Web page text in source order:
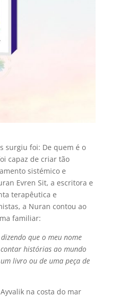
surgiu foi: De quem é o
capaz de criar tão
sistémico e
Evren Sit, a escritora e
terapêutica e
a Nuran contou ao
familiar:
que o meu nome
histórias ao mundo
livro ou de uma peça de
na costa do mar